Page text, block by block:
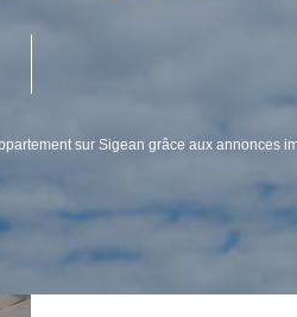
sur Sigean grâce aux annonces